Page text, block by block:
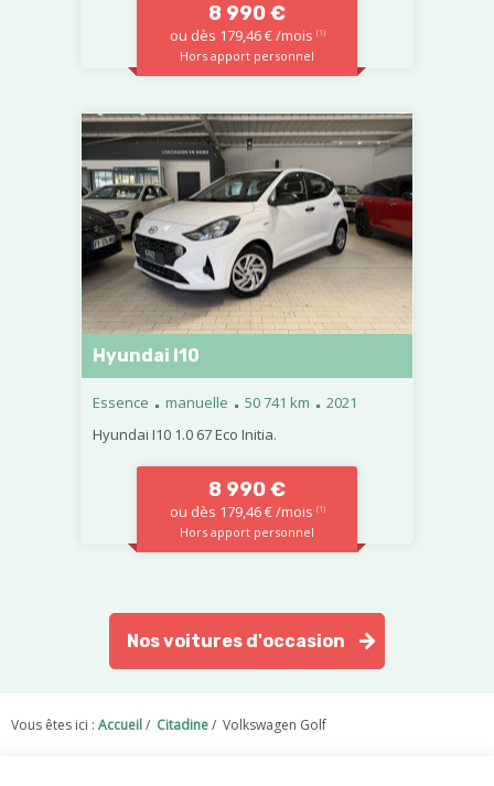
8 990 €
ou dès 179,46 € /mois (1)
Hors apport personnel
Hyundai I10
Essence . manuelle . 50 741 km . 2021
Hyundai I10 1.0 67 Eco Initia.
8 990 €
ou dès 179,46 € /mois (1)
Hors apport personnel
Nos voitures d'occasion
Vous êtes ici : Accueil/ Citadine/ Volkswagen Golf